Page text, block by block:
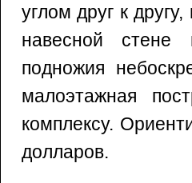
углом друг к
навесной стене
подножия
малоэтажная
комплексу.
долларов.